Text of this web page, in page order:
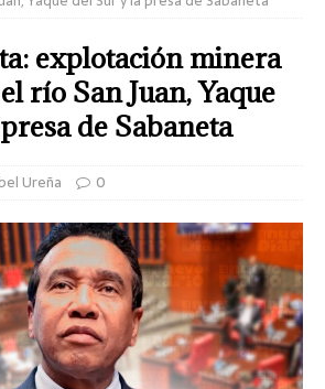
explotación minera
río San Juan, Yaque
de Sabaneta
Ureña 0